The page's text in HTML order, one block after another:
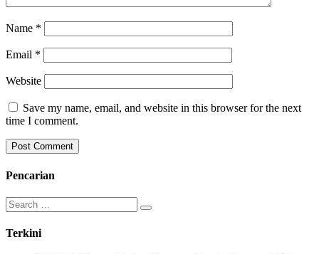
Name *
Email *
Website
Save my name, email, and website in this browser for the next
time I comment.
Pencarian
Search
for:
Terkini